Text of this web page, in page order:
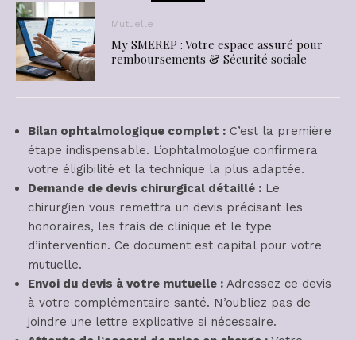
Mutuelle
My SMEREP : Votre espace assuré pour
remboursements & Sécurité sociale
Bilan ophtalmologique complet : C’est la première
étape indispensable. L’ophtalmologue confirmera
votre éligibilité et la technique la plus adaptée.
Demande de devis chirurgical détaillé : Le
chirurgien vous remettra un devis précisant les
honoraires, les frais de clinique et le type
d’intervention. Ce document est capital pour votre
mutuelle.
Envoi du devis à votre mutuelle : Adressez ce devis
à votre complémentaire santé. N’oubliez pas de
joindre une lettre explicative si nécessaire.